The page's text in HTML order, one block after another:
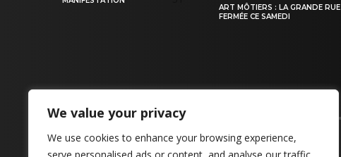
We value your privacy
We use cookies to enhance your browsing experience,
ART MÔTIERS : LA GRANDE RUE
FERMÉE CE SAMEDI
CONTACT